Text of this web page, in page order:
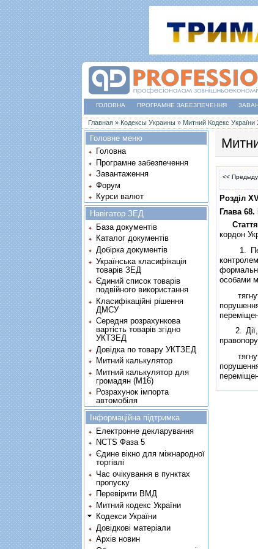
ГОЛОВНА ПРОГРАМНЕ ЗАБЕЗПЕЧЕННЯ
Ви є тут
Главная » Кодексы Украины » Митний Кодекс України
<<
Роздiл
Глава
кордон
1.
особами
2. Дiї,
Головне меню
Головна
Програмне забезпечення
Завантаження
Форум
Курси валют
Навігатор ЗЕД
База документів
Каталог документів
Добірка документів
Українська класифікація
товарів ЗЕД
Єдиний список товарів
подвійного використання
Класифікаційні рішення
ДМСУ
Середня розрахункова
вартість товарів згідно
УКТЗЕД
Довідка по товару УКТЗЕД
Митний калькулятор
Митний калькулятор для
громадян (М16)
Розрахунок імпорта
автомобіля
Інформаційна підтримка
Електронне декларування
NCTS Фаза 5
Єдине вікно для міжнародної
торгівлі
Час очікування в пунктах
пропуску
Перевірити ВМД
Митний кодекс України
Кодекси України
Довідкові матеріали
Архів новин